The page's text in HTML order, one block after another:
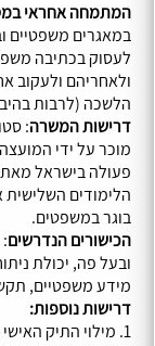
המתמחה אחראי
במאגרים משפטיים
לעסוק בכתיבה
ולאחריהם ולעקוב
הלשכה (לרבות
דרישות המשרה:
מוכר על ידי
פעולה בישראל
הלימודים
בוגר במשפטים.
הכישורים הנדרשים
ובעל פה, יכולת
מידע משפטיים,
דרישות נוספות:
1. מילוי התיק האישי בקודקס (קורות חיים).